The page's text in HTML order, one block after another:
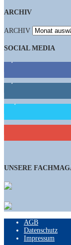
ARCHIV
ARCHIV
SOCIAL MEDIA
UNSERE
AGB
Datenschutz
Impressum